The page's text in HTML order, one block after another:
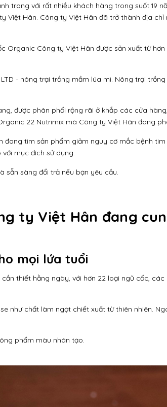
trong với rất nhiều khách hàng trong suốt 19
Việt Hân. Công ty Việt Hân đã trở thành địa
Organic Công ty Việt Hân được sản xuất từ
- nông trại trồng mầm lúa mì. Nông trại
được phân phối rộng rãi ở khắp các cửa
22 Nutrimix mà Công ty Việt Hân đang
tìm sản phẩm giảm nguy cơ mắc bệnh
mục đích sử dụng.
sẵn sàng đổi trả nếu bạn yêu cầu.
ty Việt Hân đang
mọi lứa tuổi
thiết hằng ngày, với hơn 22 loại ngũ cốc,
như chất làm ngọt chiết xuất từ thiên nhiên.
phẩm màu nhân tạo.